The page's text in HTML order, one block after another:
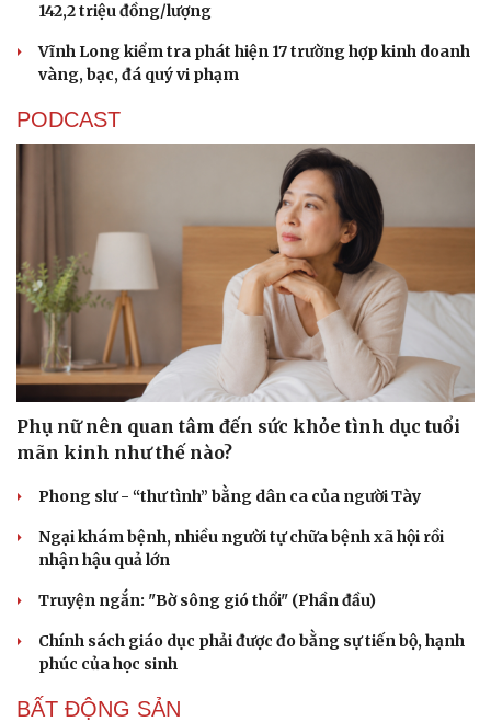
Cải chính
142,2 triệu đồng/lượng
Vĩnh Long kiểm tra phát hiện 17 trường hợp kinh doanh
vàng, bạc, đá quý vi phạm
PODCAST
Phụ nữ nên quan tâm đến sức khỏe tình dục tuổi
mãn kinh như thế nào?
Phong slư - “thư tình” bằng dân ca của người Tày
Ngại khám bệnh, nhiều người tự chữa bệnh xã hội rồi
nhận hậu quả lớn
Truyện ngắn: "Bờ sông gió thổi" (Phần đầu)
Chính sách giáo dục phải được đo bằng sự tiến bộ, hạnh
phúc của học sinh
BẤT ĐỘNG SẢN